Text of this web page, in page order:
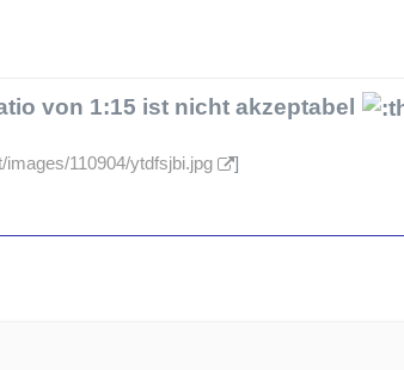
von 1:15 ist nicht akzeptabel
images/110904/ytdfsjbi.jpg ]